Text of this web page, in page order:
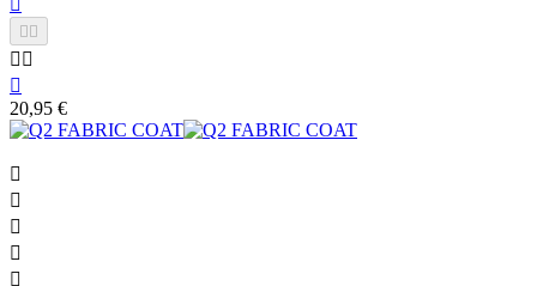

 

20,95 €




